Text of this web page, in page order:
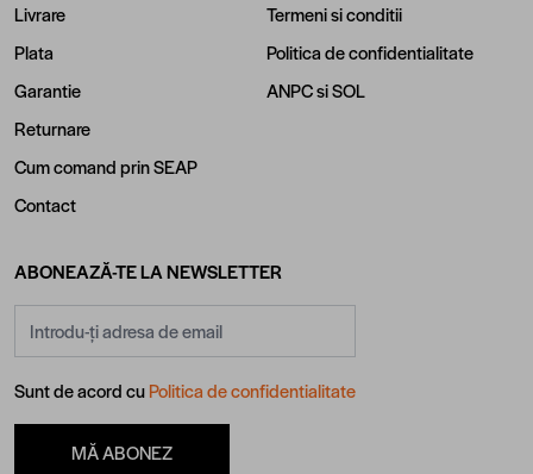
Livrare
Plata
Garantie
Returnare
Cum comand prin SEAP
Contact
Termeni si conditii
Politica de confidentialitate
ANPCsiSOL
ABONEAZĂ-TE LA NEWSLETTER
Sunt de acord cuPolitica de confidentialitate
MĂ ABONEZ